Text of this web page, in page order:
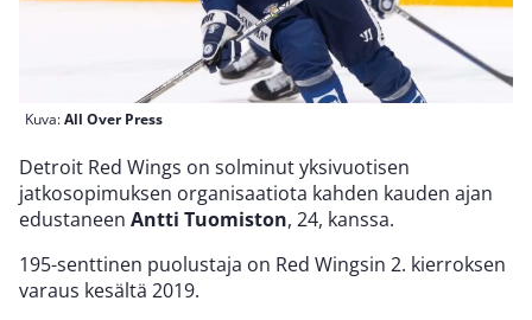
Kuva:All Over Press
Detroit Red Wings on solminut yksivuotisen
jatkosopimuksen organisaatiota kahden kauden ajan
edustaneen Antti Tuomiston, 24, kanssa.
195-senttinen puolustaja on Red Wingsin 2. kierroksen
varaus kesältä 2019.